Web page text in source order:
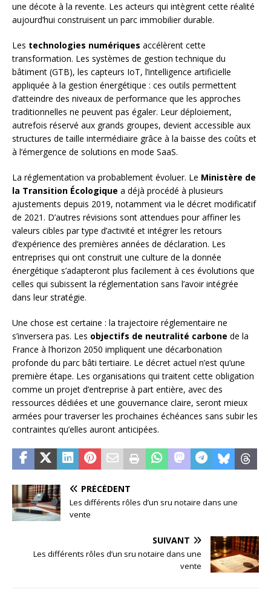
une décote à la revente. Les acteurs qui intègrent cette réalité
aujourd’hui construisent un parc immobilier durable.
Les technologies numériques accélèrent cette
transformation. Les systèmes de gestion technique du
bâtiment (GTB), les capteurs IoT, l’intelligence artificielle
appliquée à la gestion énergétique : ces outils permettent
d’atteindre des niveaux de performance que les approches
traditionnelles ne peuvent pas égaler. Leur déploiement,
autrefois réservé aux grands groupes, devient accessible aux
structures de taille intermédiaire grâce à la baisse des coûts et
à l’émergence de solutions en mode SaaS.
La réglementation va probablement évoluer. Le Ministère de
la Transition Écologique a déjà procédé à plusieurs
ajustements depuis 2019, notamment via le décret modificatif
de 2021. D’autres révisions sont attendues pour affiner les
valeurs cibles par type d’activité et intégrer les retours
d’expérience des premières années de déclaration. Les
entreprises qui ont construit une culture de la donnée
énergétique s’adapteront plus facilement à ces évolutions que
celles qui subissent la réglementation sans l’avoir intégrée
dans leur stratégie.
Une chose est certaine : la trajectoire réglementaire ne
s’inversera pas. Les objectifs de neutralité carbone de la
France à l’horizon 2050 impliquent une décarbonation
profonde du parc bâti tertiaire. Le décret actuel n’est qu’une
première étape. Les organisations qui traitent cette obligation
comme un projet d’entreprise à part entière, avec des
ressources dédiées et une gouvernance claire, seront mieux
armées pour traverser les prochaines échéances sans subir les
contraintes qu’elles auront anticipées.
PRÉCÉDENT
Les différents rôles d’un sru notaire dans une
vente
SUIVANT
Les différents rôles d’un sru notaire dans une
vente